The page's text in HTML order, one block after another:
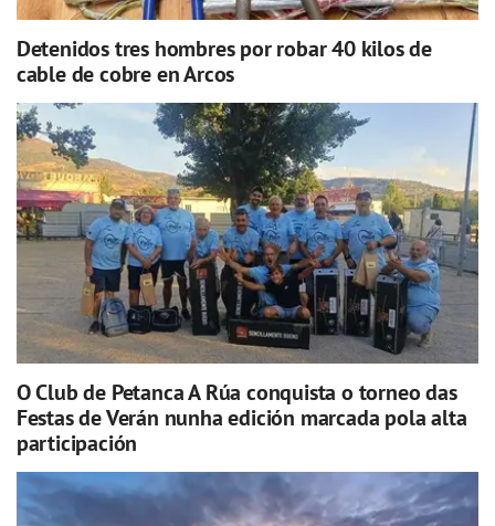
Detenidos tres hombres por robar 40 kilos de
cable de cobre en Arcos
O Club de Petanca A Rúa conquista o torneo das
Festas de Verán nunha edición marcada pola alta
participación